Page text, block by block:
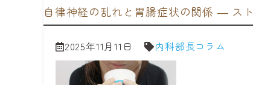
自律神経の乱れと胃腸症状の関係 ― ス
2025年11月11日 内科部長コラム